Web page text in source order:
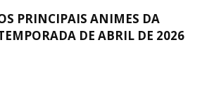
PRINCIPAIS ANIMES DA
DE ABRIL DE 2026